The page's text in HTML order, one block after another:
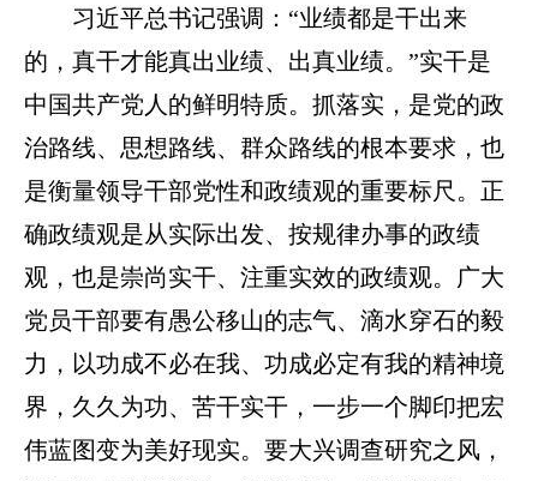
习近平总书记强调：“业绩都是干出来
的，真干才能真出业绩、出真业绩。”实干是
中国共产党人的鲜明特质。抓落实，是党的政
治路线、思想路线、群众路线的根本要求，也
是衡量领导干部党性和政绩观的重要标尺。正
确政绩观是从实际出发、按规律办事的政绩
观，也是崇尚实干、注重实效的政绩观。广大
党员干部要有愚公移山的志气、滴水穿石的毅
力，以功成不必在我、功成必定有我的精神境
界，久久为功、苦干实干，一步一个脚印把宏
伟蓝图变为美好现实。要大兴调查研究之风，